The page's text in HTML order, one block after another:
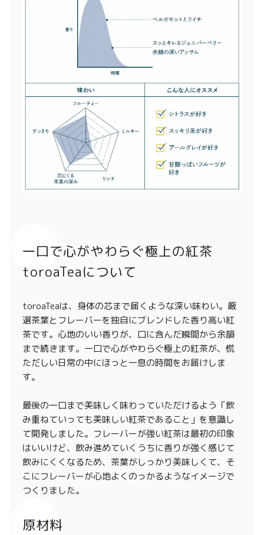
一口で心がやわらぐ極上の紅茶
toroaTeaについて
toroaTeaは、身体の芯まで届くような深い味わい。厳
選茶葉とフレーバーを独自にブレンドした香り高い紅
茶です。心地のいい香りが、口に含んだ瞬間から余韻
まで続きます。一口で心がやわらぐ極上の紅茶が、慌
ただしい日常の中にほっと一息の時間をお届けしま
す。
最後の一口まで美味しく味わっていただけるよう「飲
み重ねていっても美味しい紅茶であること」を意識し
て開発しました。フレーバーが強い紅茶は最初の印象
はいいけど、飲み進めていくうちに香りが強く感じて
飲みにくくなるため、茶葉がしっかり美味しくて、そ
こにフレーバーが心地よくのっかるようなイメージで
つくりました。
原材料